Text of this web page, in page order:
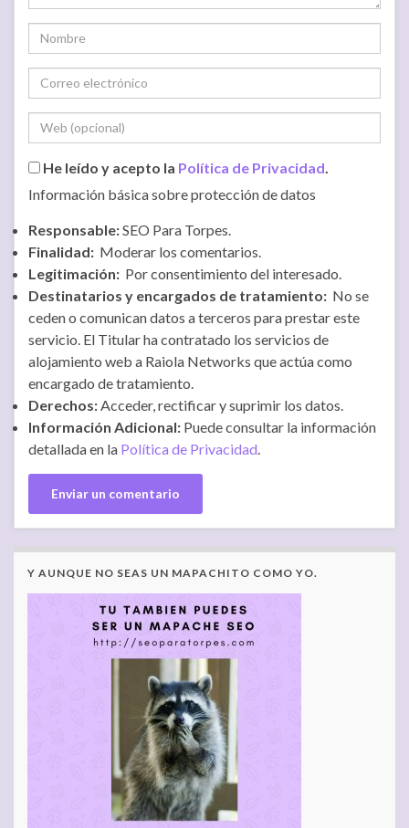
He leído y acepto la Política de Privacidad
Información básica sobre protección de datos
Responsable:SEO Para Torpes.
Finalidad: Moderar los comentarios.
Legitimación: Por consentimiento del interesado.
Destinatarios y encargados de tratamiento: No se
ceden o comunican datos a terceros para prestar este
servicio. El Titular ha contratado los servicios de
alojamiento web a Raiola Networks que actúa como
encargado de tratamiento.
Derechos: Acceder, rectificar y suprimir los datos.
Información Adicional: Puede consultar la información
detallada en la Política de Privacidad
Y AUNQUE NO SEAS UN MAPACHITO COMO YO.